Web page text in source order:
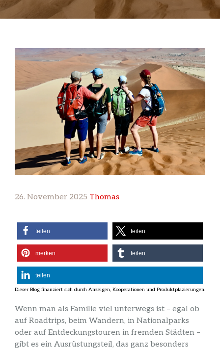
26. November 2025 Thomas
teilen teilen
merken teilen
teilen
Wenn man als Familie viel unterwegs ist – egal ob
auf Roadtrips, beim Wandern, in Nationalparks
oder auf Entdeckungstouren in fremden Städten –
gibt es ein Ausrüstungsteil, das ganz besonders